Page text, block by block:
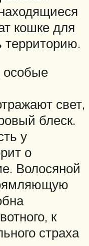
кошке для
территорию.
особые
свет,
блеск.
у
о
Волосяной
к
страха